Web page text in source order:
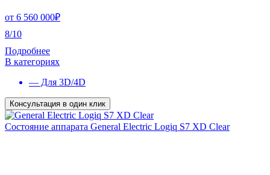
от 6 560 000₽
8/10
Подробнее
В категориях
— Для 3D/4D
Консультация в один клик
Состояние аппарата General Electric Logiq S7 XD Clear